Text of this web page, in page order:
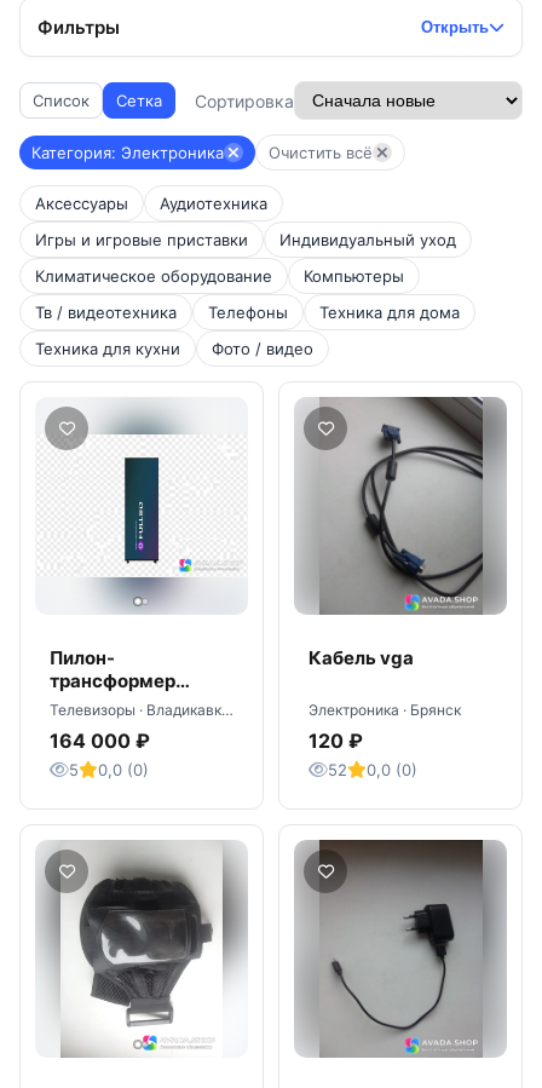
Фильтры Открыть
Список Сетка Сортировка
Категория: Электроника Очистить всё
Аксессуары
Аудиотехника
Игры и игровые приставки
Индивидуальный уход
Климатическое оборудование
Компьютеры
Тв / видеотехника
Телефоны
Техника для дома
Техника для кухни
Фото / видео
Пилон-
трансформер
мобильный R 1,86 Телевизоры · Владикавказ
164 000 ₽
5 0,0 (0)
Кабель vga
Электроника · Брянск
120 ₽
52 0,0 (0)